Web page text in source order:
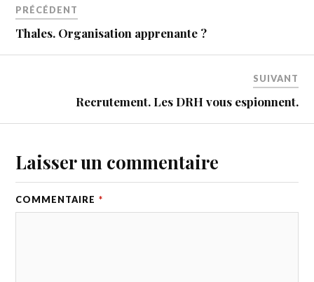
PRÉCÉDENT
Thales. Organisation apprenante ?
SUIVANT
Recrutement. Les DRH vous espionnent.
Laisser un commentaire
COMMENTAIRE *